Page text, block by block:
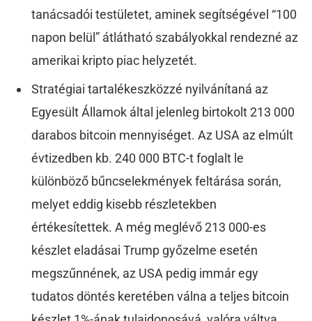
tanácsadói testületet, aminek segítségével “100
napon belül” átlátható szabályokkal rendezné az
amerikai kripto piac helyzetét.
Stratégiai tartalékeszközzé nyilvánítaná az
Egyesült Államok által jelenleg birtokolt 213 000
darabos bitcoin mennyiséget. Az USA az elmúlt
évtizedben kb. 240 000 BTC-t foglalt le
különböző bűncselekmények feltárása során,
melyet eddig kisebb részletekben
értékesítettek. A még meglévő 213 000-es
készlet eladásai Trump győzelme esetén
megszűnnének, az USA pedig immár egy
tudatos döntés keretében válna a teljes bitcoin